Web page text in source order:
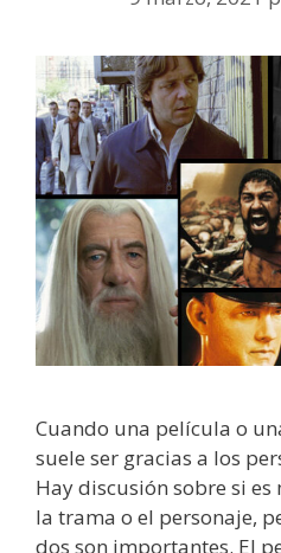
Cuando una película o
suele ser gracias a los
Hay discusión sobre si
la trama o el personaje,
dos son importantes. El